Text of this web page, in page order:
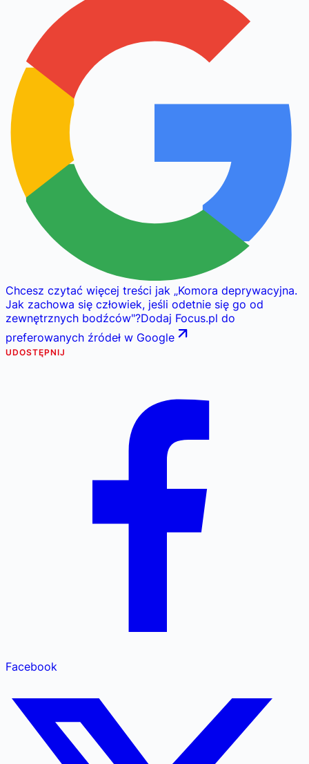
Chcesz czytać więcej treści jak „Komora deprywacyjna.
Jak zachowa się człowiek, jeśli odetnie się go od
zewnętrznych bodźców"?Dodaj Focus.pl do
preferowanych źródeł w Google
UDOSTĘPNIJ
Facebook